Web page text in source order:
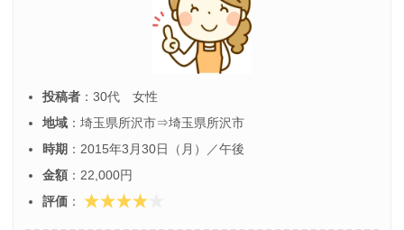
投稿者：30代 女性
地域：埼玉県所沢市⇒埼玉県所沢市
時期 ：2015年3月30日（月）／午後
金額：22,000円
評価：